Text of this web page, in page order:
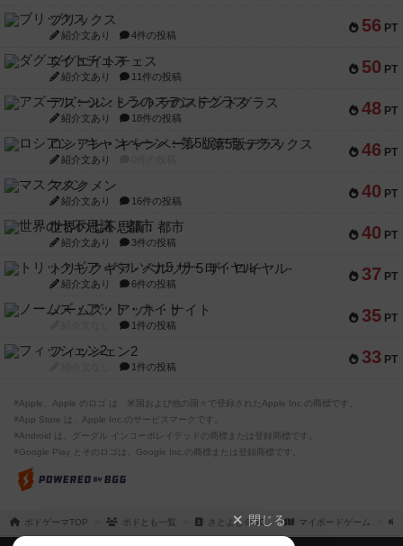
56 PT
ブリックス
紹介文あり 4件の投稿
50 PT
ダグエイトチェス
紹介文あり 11件の投稿
48 PT
アズール：シントラのステンドグラス
紹介文あり 18件の投稿
46 PT
ロシアン・キャンペーン：第5版デラックス
紹介文あり
40 PT
マスクメン
紹介文あり 16件の投稿
40 PT
世界の七不思議：都市
紹介文あり 3件の投稿
37 PT
トリックギア - ペルソナ5 ザ・ロイヤル-
紹介文あり 6件の投稿
35 PT
ノームズ・アット・ナイト
1件の投稿
33 PT
フィッシェン2
1件の投稿
※Apple、Apple のロゴ は、米国および他の国々で登録されたApple Inc.の商標です。
※App Store は、Apple Inc.のサービスマークです。
※Android は、グーグル インコーポレイテッドの商標または登録商標です。
※Google Play とそのロゴは、Google Inc.の商標または登録商標です。
ボドゲーマTOP ボドとも一覧 さとよし＠BG マイボードゲーム
閉じる